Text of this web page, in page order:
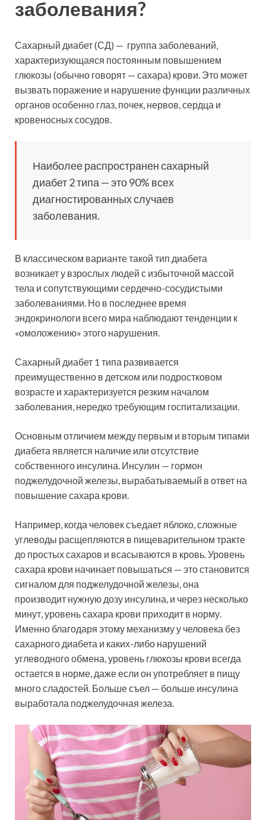
заболевания?
Сахарный диабет (СД) — группа заболеваний,
характеризующаяся постоянным повышением
глюкозы (обычно говорят — сахара) крови. Это может
вызвать поражение и нарушение функции различных
органов особенно глаз, почек, нервов, сердца и
кровеносных сосудов.
Наиболее распространен сахарный
диабет 2 типа — это 90% всех
диагностированных случаев
заболевания.
В классическом варианте такой тип диабета
возникает у взрослых людей с избыточной массой
тела и сопутствующими сердечно-сосудистыми
заболеваниями. Но в последнее время
эндокринологи всего мира наблюдают тенденции к
«омоложению» этого нарушения.
Сахарный диабет 1 типа развивается
преимущественно в детском или подростковом
возрасте и характеризуется резким началом
заболевания, нередко требующим госпитализации.
Основным отличием между первым и вторым типами
диабета является наличие или отсутствие
собственного инсулина. Инсулин — гормон
поджелудочной железы, вырабатываемый в ответ на
повышение сахара крови.
Например, когда человек съедает яблоко, сложные
углеводы расщепляются в пищеварительном тракте
до простых сахаров и всасываются в кровь. Уровень
сахара крови начинает повышаться — это становится
сигналом для поджелудочной железы, она
производит нужную дозу инсулина, и через несколько
минут, уровень сахара крови приходит в норму.
Именно благодаря этому механизму у человека без
сахарного диабета и каких-либо нарушений
углеводного обмена, уровень глюкозы крови всегда
остается в норме, даже если он употребляет в пищу
много сладостей. Больше съел — больше инсулина
выработала поджелудочная железа.